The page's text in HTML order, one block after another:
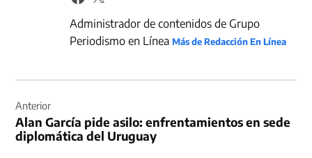
Administrador de contenidos de Grupo
Periodismo en LíneaMás de Redacción En Línea
de
entradas
Anterior
Alan García pide asilo: enfrentamientos en sede
diplomática del Uruguay